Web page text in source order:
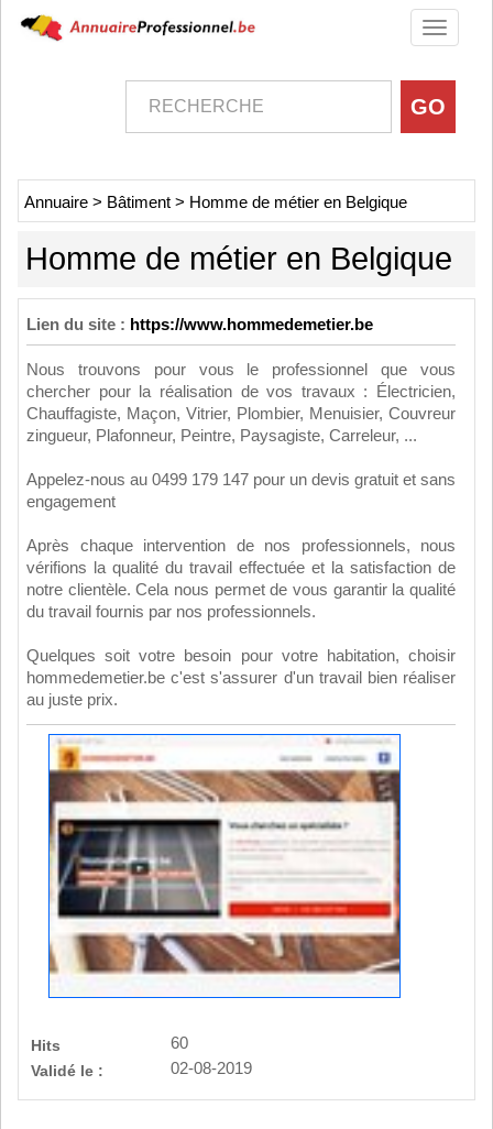
Toggle
Annuaire > Bâtiment > Homme de métier en Belgique
Homme de métier en Belgique
Lien du site : https://www.hommedemetier.be
Nous trouvons pour vous le professionnel que vous
chercher pour la réalisation de vos travaux : Électricien,
Chauffagiste, Maçon, Vitrier, Plombier, Menuisier, Couvreur
zingueur, Plafonneur, Peintre, Paysagiste, Carreleur, ...
Appelez-nous au 0499 179 147 pour un devis gratuit et sans
engagement
Après chaque intervention de nos professionnels, nous
vérifions la qualité du travail effectuée et la satisfaction de
notre clientèle. Cela nous permet de vous garantir la qualité
du travail fournis par nos professionnels.
Quelques soit votre besoin pour votre habitation, choisir
hommedemetier.be c'est s'assurer d'un travail bien réaliser
au juste prix.
Hits
60
Validé le :
02-08-2019